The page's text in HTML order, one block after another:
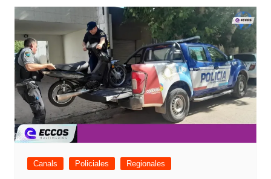
Canals Policiales Regionales